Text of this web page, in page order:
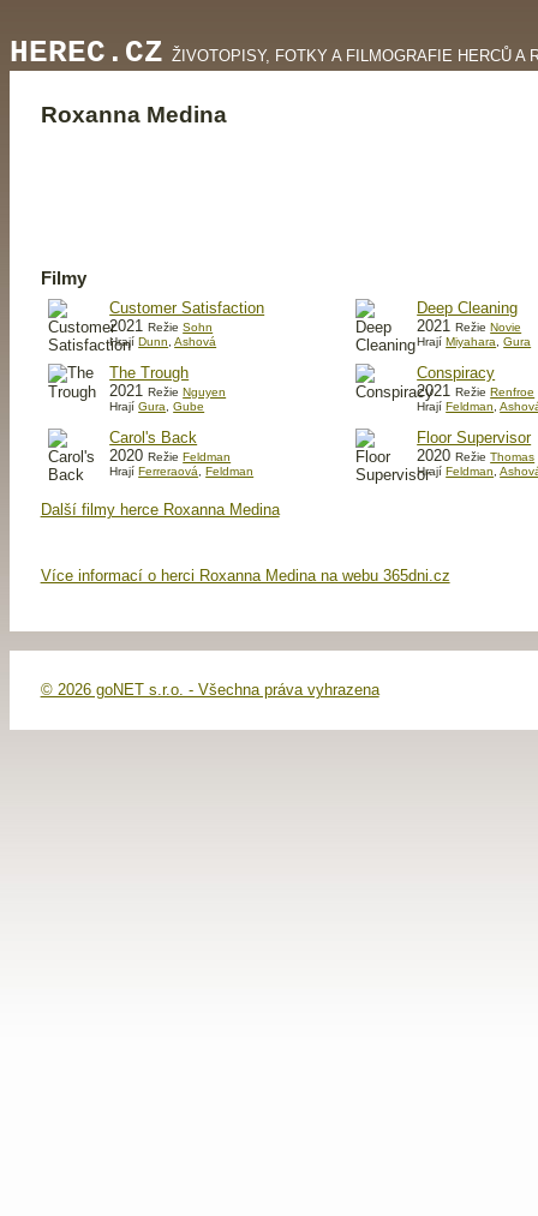
HEREC.CZ ŽIVOTOPISY, FOTKY A FILMOGRAFIE HERCŮ A
Roxanna Medina
Filmy
Customer Satisfaction
2021RežieSohn
HrajíDunn ,Ashová
Deep Cleaning
2021RežieNovie
HrajíMiyahara ,Gura
The Trough
2021RežieNguyen
HrajíGura ,Gube
Conspiracy
2021RežieRenfroe
HrajíFeldman ,
Carol's Back
2020RežieFeldman
HrajíFerreraová ,Feldman
Floor Supervisor
2020RežieThomas
HrajíFeldman ,
Další filmy herce Roxanna Medina
Více informací o herci Roxanna Medina na webu 365dni.cz
© 2026 goNET s.r.o. - Všechna práva vyhrazena